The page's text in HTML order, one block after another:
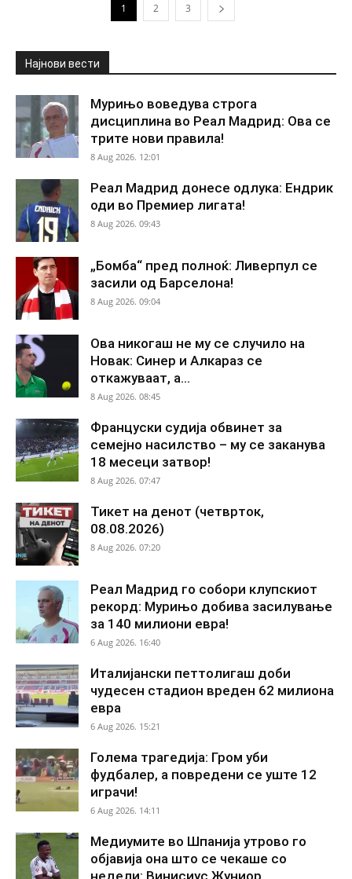
1 2 3
Најнови вести
Мурињо воведува строга
дисциплина во Реал Мадрид: Ова се
трите нови правила!
8 Aug 2026. 12:01
Реал Мадрид донесе одлука: Ендрик
оди во Премиер лигата!
8 Aug 2026. 09:43
„Бомба“ пред полноќ: Ливерпул се
засили од Барселона!
8 Aug 2026. 09:04
Ова никогаш не му се случило на
Новак: Синер и Алкараз се
откажуваат, а...
8 Aug 2026. 08:45
Француски судија обвинет за
семејно насилство – му се заканува
18 месеци затвор!
8 Aug 2026. 07:47
Тикет на денот (четврток,
08.08.2026)
8 Aug 2026. 07:20
Реал Мадрид го собори клупскиот
рекорд: Мурињо добива засилување
за 140 милиони евра!
6 Aug 2026. 16:40
Италијански петтолигаш доби
чудесен стадион вреден 62 милиона
евра
6 Aug 2026. 15:21
Голема трагедија: Гром уби
фудбалер, а повредени се уште 12
играчи!
6 Aug 2026. 14:11
Медиумите во Шпанија утрово го
објавија она што се чекаше со
недели: Винисиус Жуниор...